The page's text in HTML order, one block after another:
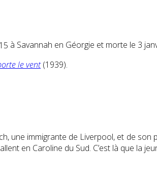
à Savannah en Géorgie et morte le 3
le vent(1939).
une immigrante de Liverpool, et de son
en Caroline du Sud. C’est là que la